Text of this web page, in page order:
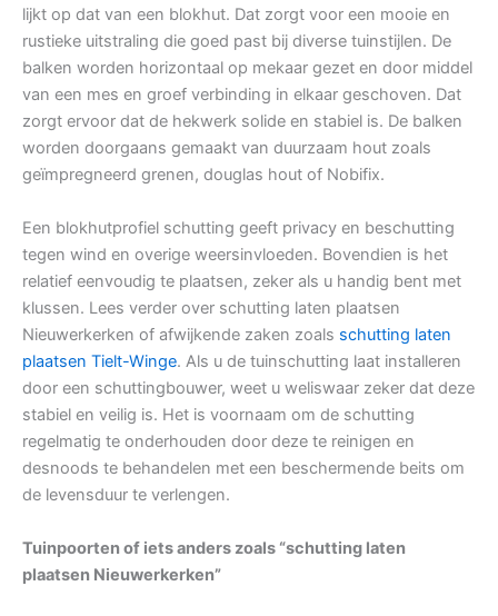
lijkt op dat van een blokhut. Dat zorgt voor een mooie en
rustieke uitstraling die goed past bij diverse tuinstijlen. De
balken worden horizontaal op mekaar gezet en door middel
van een mes en groef verbinding in elkaar geschoven. Dat
zorgt ervoor dat de hekwerk solide en stabiel is. De balken
worden doorgaans gemaakt van duurzaam hout zoals
geïmpregneerd grenen, douglas hout of Nobifix.
Een blokhutprofiel schutting geeft privacy en beschutting
tegen wind en overige weersinvloeden. Bovendien is het
relatief eenvoudig te plaatsen, zeker als u handig bent met
klussen. Lees verder over schutting laten plaatsen
Nieuwerkerken of afwijkende zaken zoals schutting laten
plaatsen Tielt-Winge. Als u de tuinschutting laat installeren
door een schuttingbouwer, weet u weliswaar zeker dat deze
stabiel en veilig is. Het is voornaam om de schutting
regelmatig te onderhouden door deze te reinigen en
desnoods te behandelen met een beschermende beits om
de levensduur te verlengen.
Tuinpoorten of iets anders zoals “schutting laten
plaatsen Nieuwerkerken”